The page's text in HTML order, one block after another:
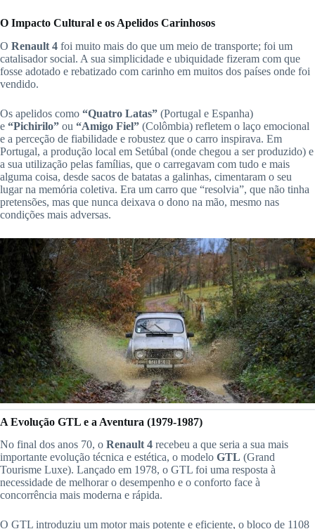
O Impacto Cultural e os Apelidos Carinhosos
O Renault 4 foi muito mais do que um meio de transporte; foi um
catalisador social. A sua simplicidade e ubiquidade fizeram com que
fosse adotado e rebatizado com carinho em muitos dos países onde foi
vendido.
Os apelidos como “Quatro Latas” (Portugal e Espanha)
e “Pichirilo” ou “Amigo Fiel” (Colômbia) refletem o laço emocional
e a perceção de fiabilidade e robustez que o carro inspirava. Em
Portugal, a produção local em Setúbal (onde chegou a ser produzido) e
a sua utilização pelas famílias, que o carregavam com tudo e mais
alguma coisa, desde sacos de batatas a galinhas, cimentaram o seu
lugar na memória coletiva. Era um carro que “resolvia”, que não tinha
pretensões, mas que nunca deixava o dono na mão, mesmo nas
condições mais adversas.
A Evolução GTL e a Aventura (1979-1987)
No final dos anos 70, o Renault 4 recebeu a que seria a sua mais
importante evolução técnica e estética, o modelo GTL (Grand
Tourisme Luxe). Lançado em 1978, o GTL foi uma resposta à
necessidade de melhorar o desempenho e o conforto face à
concorrência mais moderna e rápida.
O GTL introduziu um motor mais potente e eficiente, o bloco de 1108